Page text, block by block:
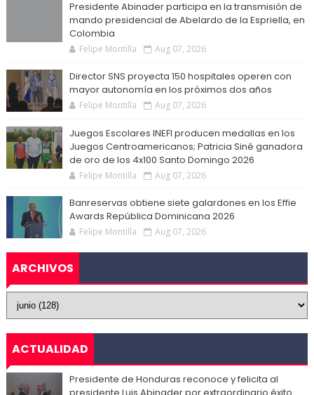
Presidente Abinader participa en la transmisión de
mando presidencial de Abelardo de la Espriella, en
Colombia
Felipe Montilla Aug 07, 2026
Director SNS proyecta 150 hospitales operen con
mayor autonomía en los próximos dos años
Felipe Montilla Aug 07, 2026
Juegos Escolares INEFI producen medallas en los
Juegos Centroamericanos; Patricia Siné ganadora
de oro de los 4x100 Santo Domingo 2026
Felipe Montilla Aug 07, 2026
Banreservas obtiene siete galardones en los Effie
Awards República Dominicana 2026
Felipe Montilla Aug 07, 2026
ARCHIVOS
ACTUALIDAD
Presidente de Honduras reconoce y felicita al